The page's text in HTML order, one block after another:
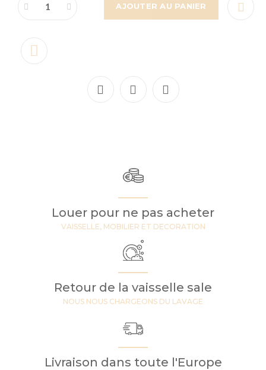
AJOUTER AU PANIER
Louer pour ne pas acheter
VAISSELLE, MOBILIER ET DECORATION
Retour de la vaisselle sale
NOUS NOUS CHARGEONS DU LAVAGE
Livraison dans toute l'Europe